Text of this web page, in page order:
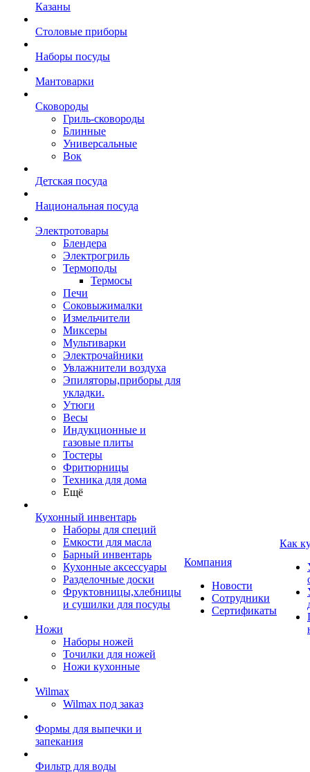
Казаны
Столовые приборы
Наборы посуды
Мантоварки
Сковороды
Гриль-сковороды
Блинные
Универсальные
Вок
Детская посуда
Национальная посуда
Электротовары
Блендера
Электрогриль
Термоподы
Термосы
Печи
Соковыжималки
Измельчители
Миксеры
Мультиварки
Электрочайники
Увлажнители воздуха
Эпиляторы,приборы для
укладки.
Утюги
Весы
Индукционные и
газовые плиты
Тостеры
Фритюрницы
Техника для дома
Ещё
Кухонный инвентарь
Наборы для специй
Емкости для масла
Барный инвентарь
Кухонные аксессуары
Разделочные доски
Фруктовницы,хлебницы
и сушилки для посуды
Ножи
Наборы ножей
Точилки для ножей
Ножи кухонные
Wilmax
Wilmax под заказ
Формы для выпечки и
запекания
Фильтр для воды
Компания
Новости
Сотрудники
Сертификаты
Как